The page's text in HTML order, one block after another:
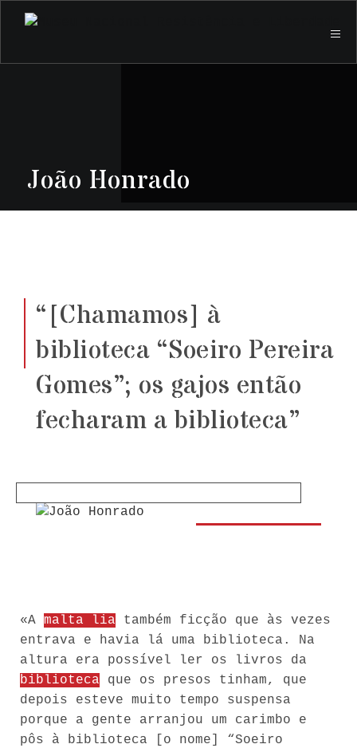
João Honrado
“[Chamamos] à
biblioteca “Soeiro Pereira
Gomes”; os gajos então
fecharam a biblioteca”
«A malta lia também ficção que às vezes
entrava e havia lá uma biblioteca. Na
altura era possível ler os livros da
biblioteca que os presos tinham, que
depois esteve muito tempo suspensa
porque a gente arranjou um carimbo e
pôs à biblioteca [o nome] “Soeiro